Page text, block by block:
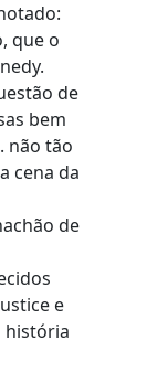
que o
de
bem
não tão
cena da
de
e
história